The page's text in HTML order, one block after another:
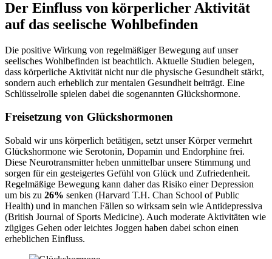
Der Einfluss von körperlicher Aktivität
auf das seelische Wohlbefinden
Die positive Wirkung von regelmäßiger Bewegung auf unser
seelisches Wohlbefinden ist beachtlich. Aktuelle Studien belegen,
dass körperliche Aktivität nicht nur die physische Gesundheit stärkt,
sondern auch erheblich zur mentalen Gesundheit beiträgt. Eine
Schlüsselrolle spielen dabei die sogenannten Glückshormone.
Freisetzung von Glückshormonen
Sobald wir uns körperlich betätigen, setzt unser Körper vermehrt
Glückshormone wie Serotonin, Dopamin und Endorphine frei.
Diese Neurotransmitter heben unmittelbar unsere Stimmung und
sorgen für ein gesteigertes Gefühl von Glück und Zufriedenheit.
Regelmäßige Bewegung kann daher das Risiko einer Depression
um bis zu 26% senken (Harvard T.H. Chan School of Public
Health) und in manchen Fällen so wirksam sein wie Antidepressiva
(British Journal of Sports Medicine). Auch moderate Aktivitäten wie
zügiges Gehen oder leichtes Joggen haben dabei schon einen
erheblichen Einfluss.